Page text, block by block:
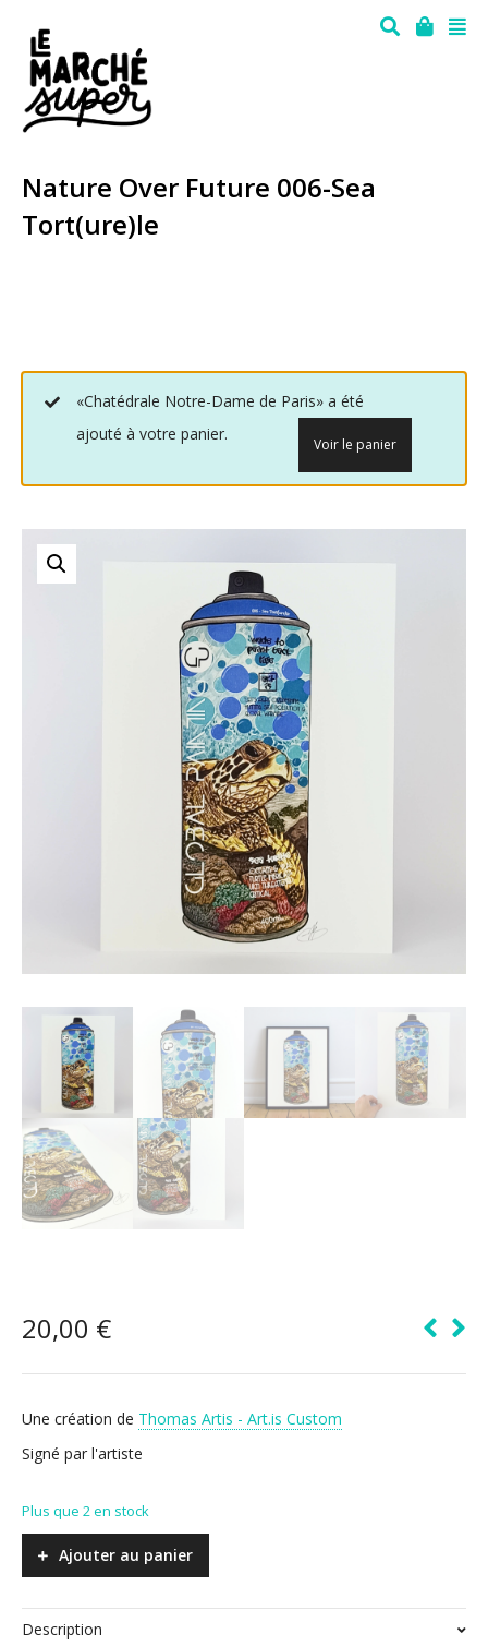
Nature Over Future 006-Sea
Tort(ure)le
«Chatédrale Notre-Dame de Paris» a été
ajouté à votre panier.
Voir le panier
20,00 €
Une création de Thomas Artis - Art.is Custom
Signé par l'artiste
Plus que 2 en stock
Ajouter au panier
Description